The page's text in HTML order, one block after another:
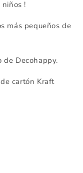
!
más pequeños de
de Decohappy.
cartón Kraft